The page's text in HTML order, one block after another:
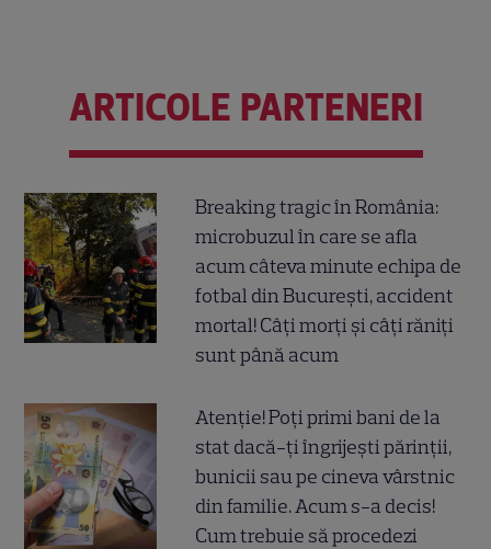
ARTICOLE PARTENERI
Breaking tragic în România:
microbuzul în care se afla
acum câteva minute echipa de
fotbal din București, accident
mortal! Câți morți și câți răniți
sunt până acum
Atenție! Poți primi bani de la
stat dacă-ți îngrijești părinții,
bunicii sau pe cineva vârstnic
din familie. Acum s-a decis!
Cum trebuie să procedezi